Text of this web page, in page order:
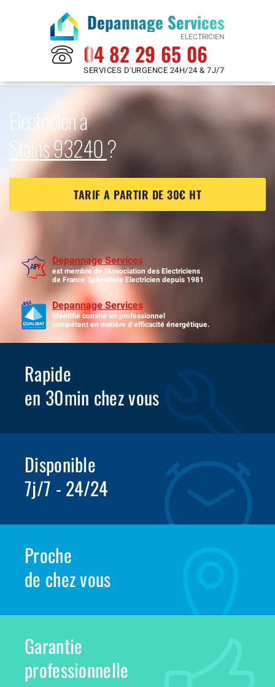
Depannage Services
ELECTRICIEN
04 82 29 65 06
SERVICES D'URGENCE 24H/24 & 7J/7
Electricien à
Stains 93240?
TARIF A PARTIR DE 30€ HT
Depannage Services
est membre de l'Association des Electriciens
de France Spécialiste Electricien depuis 1981
Depannage Services
Identifié comme un professionnel
compétent en matière d’efficacité énergétique.
Rapide
en 30min chez vous
Disponible
7j/7 - 24/24
Proche
de chez vous
Garantie
professionnelle